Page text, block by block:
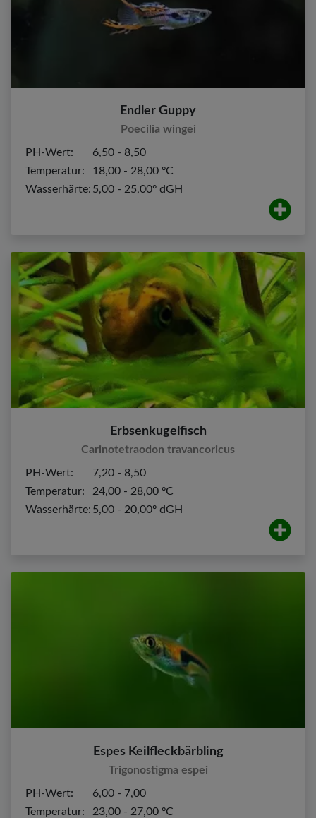
Endler Guppy
Poecilia wingei
PH-Wert:
6,50 - 8,50
Temperatur:
18,00 - 28,00 ºC
Wasserhärte: 5,00 - 25,00º dGH
Erbsenkugelfisch
Carinotetraodon travancoricus
PH-Wert:
7,20 - 8,50
Temperatur:
24,00 - 28,00 ºC
Wasserhärte: 5,00 - 20,00º dGH
Espes Keilfleckbärbling
Trigonostigma espei
PH-Wert:
6,00 - 7,00
Temperatur:
23,00 - 27,00 ºC